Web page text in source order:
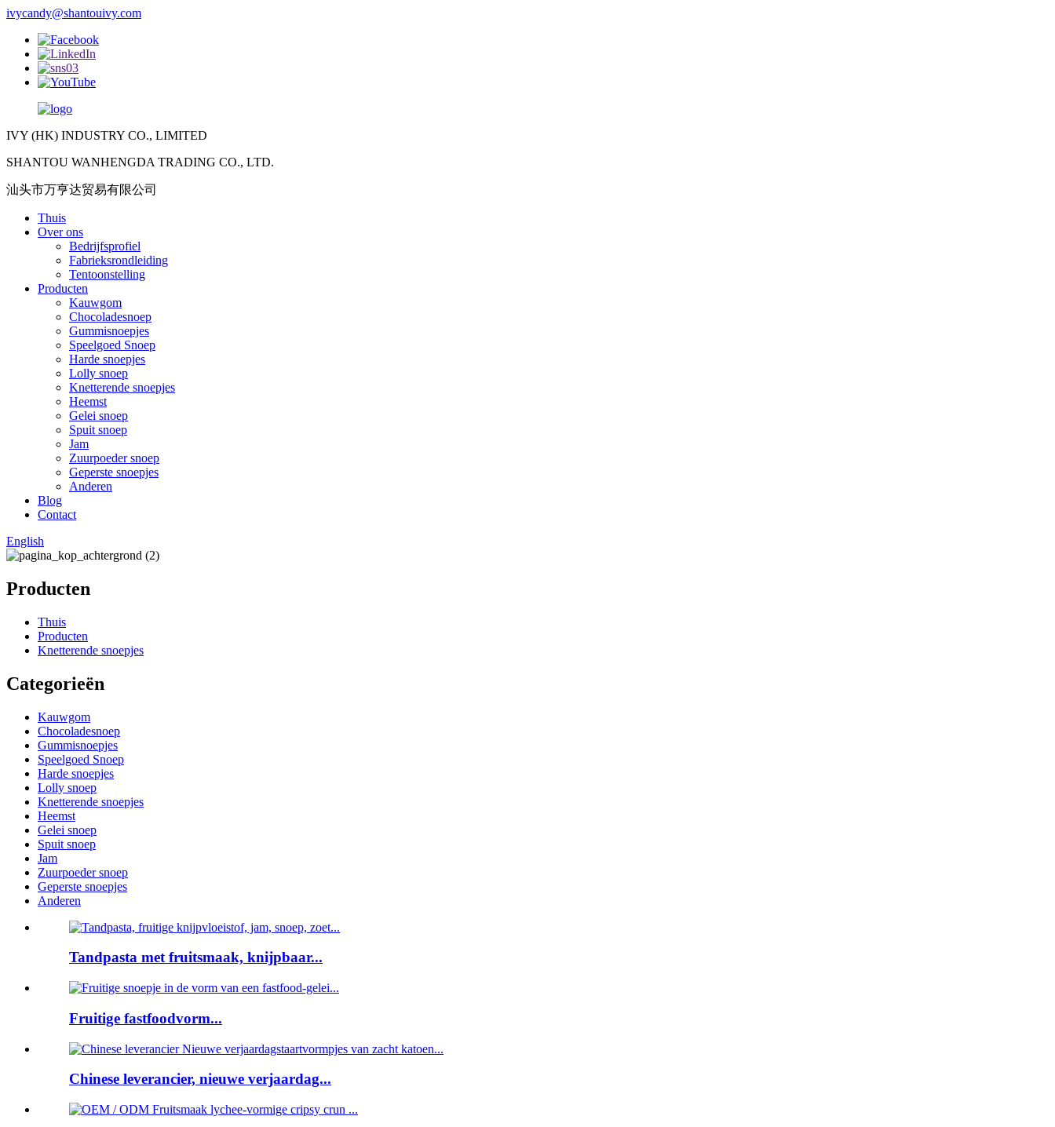
ivycandy@shantouivy.com
IVY (HK) INDUSTRY CO., LIMITED
SHANTOU WANHENGDA TRADING CO., LTD.
汕头市万亨达贸易有限公司
Thuis
Over ons
Bedrijfsprofiel
Fabrieksrondleiding
Tentoonstelling
Producten
Kauwgom
Chocoladesnoep
Gummisnoepjes
Speelgoed Snoep
Harde snoepjes
Lolly snoep
Knetterende snoepjes
Heemst
Gelei snoep
Spuit snoep
Jam
Zuurpoeder snoep
Geperste snoepjes
Anderen
Blog
Contact
English
Producten
Thuis
Producten
Knetterende snoepjes
Categorieën
Kauwgom
Chocoladesnoep
Gummisnoepjes
Speelgoed Snoep
Harde snoepjes
Lolly snoep
Knetterende snoepjes
Heemst
Gelei snoep
Spuit snoep
Jam
Zuurpoeder snoep
Geperste snoepjes
Anderen
Tandpasta met fruitsmaak, knijpbaar...
Fruitige fastfoodvorm...
Chinese leverancier, nieuwe verjaardag...